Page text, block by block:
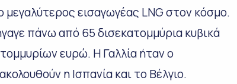
μεγαλύτερος εισαγωγέας LNG στον κόσμο.
πάνω από 65 δισεκατομμύρια κυβικά
ευρώ. Η Γαλλία ήταν ο
η Ισπανία και το Βέλγιο.